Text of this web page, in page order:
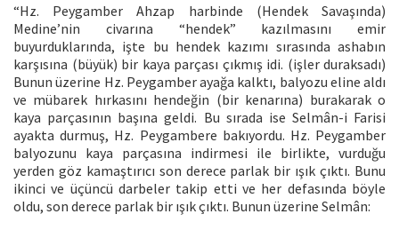
“Hz. Peygamber Ahzap harbinde (Hendek Savaşında)
Medine’nin civarına “hendek” kazılmasını emir
buyurduklarında, işte bu hendek kazımı sırasında ashabın
karşısına (büyük) bir kaya parçası çıkmış idi. (işler duraksadı)
Bunun üzerine Hz. Peygamber ayağa kalktı, balyozu eline aldı
ve mübarek hırkasını hendeğin (bir kenarına) burakarak o
kaya parçasının başına geldi. Bu sırada ise Selmân-i Farisi
ayakta durmuş, Hz. Peygambere bakıyordu. Hz. Peygamber
balyozunu kaya parçasına indirmesi ile birlikte, vurduğu
yerden göz kamaştırıcı son derece parlak bir ışık çıktı. Bunu
ikinci ve üçüncü darbeler takip etti ve her defasında böyle
oldu, son derece parlak bir ışık çıktı. Bunun üzerine Selmân: